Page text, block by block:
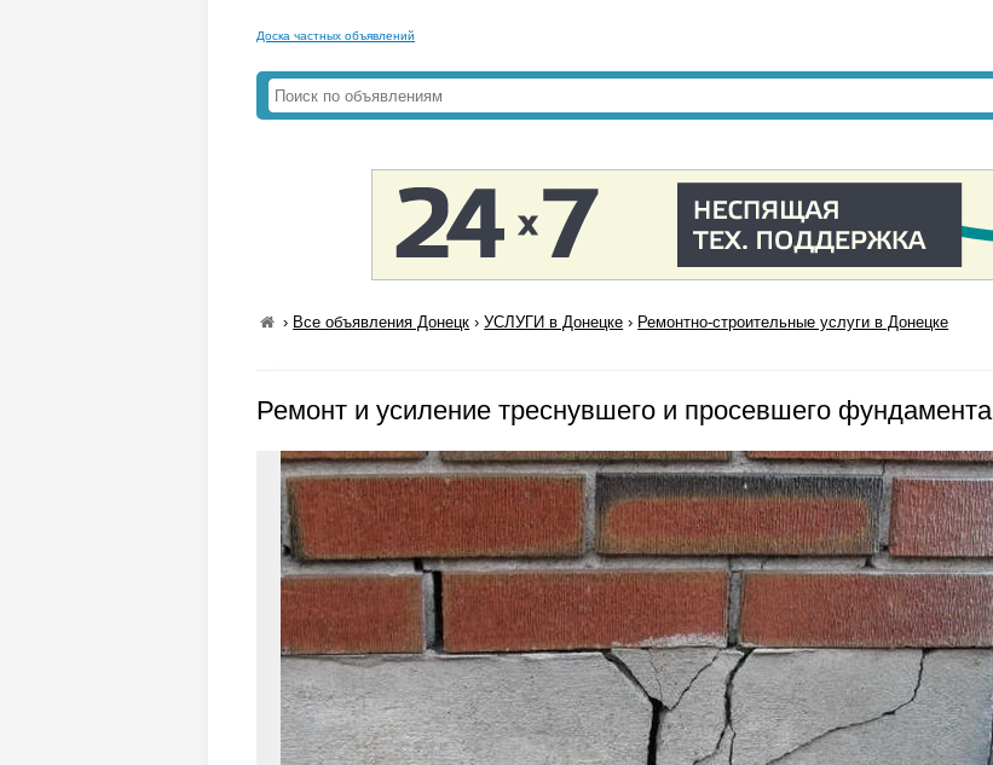
Доска частных объявлений
› Все объявления Донецк ›УСЛУГИ в Донецке › Ремонтно-строительные услуги в Донецке
Ремонт и усиление треснувшего и просевшего фундамента